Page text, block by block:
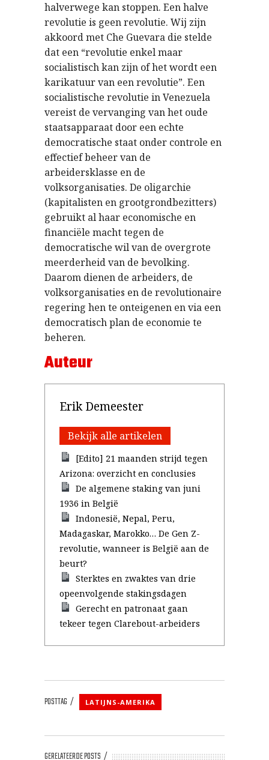
halverwege kan stoppen. Een halve
revolutie is geen revolutie. Wij zijn
akkoord met Che Guevara die stelde
dat een “revolutie enkel maar
socialistisch kan zijn of het wordt een
karikatuur van een revolutie”. Een
socialistische revolutie in Venezuela
vereist de vervanging van het oude
staatsapparaat door een echte
democratische staat onder controle en
effectief beheer van de
arbeidersklasse en de
volksorganisaties. De oligarchie
(kapitalisten en grootgrondbezitters)
gebruikt al haar economische en
financiële macht tegen de
democratische wil van de overgrote
meerderheid van de bevolking.
Daarom dienen de arbeiders, de
volksorganisaties en de revolutionaire
regering hen te onteigenen en via een
democratisch plan de economie te
beheren.
Auteur
Erik Demeester
Bekijk alle artikelen
[Edito] 21 maanden strijd tegen
Arizona: overzicht en conclusies
De algemene staking van juni
1936 in België
Indonesië, Nepal, Peru,
Madagaskar, Marokko… De Gen Z-
revolutie, wanneer is België aan de
beurt?
Sterktes en zwaktes van drie
opeenvolgende stakingsdagen
Gerecht en patronaat gaan
tekeer tegen Clarebout-arbeiders
POSTTAG LATIJNS-AMERIKA
GERELATEERDE POSTS